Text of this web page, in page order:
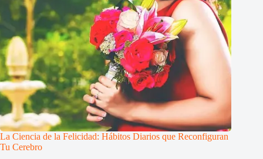
La Ciencia de la Felicidad: Hábitos Diarios que Reconfiguran
Tu Cerebro